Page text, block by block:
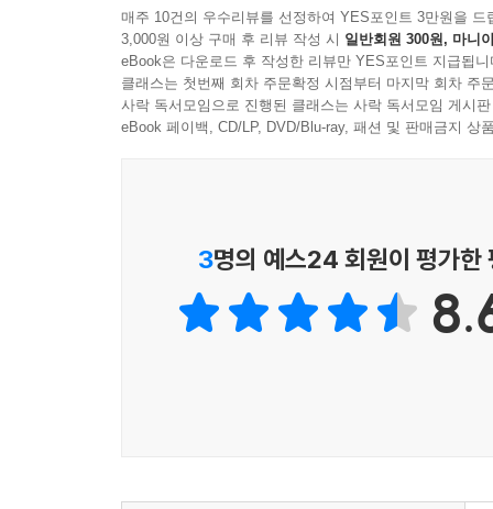
매주 10건의 우수리뷰를 선정하여 YES포인트 3만원을 드
3,000원 이상 구매 후 리뷰 작성 시 일반회원 300원, 마니
eBook은 다운로드 후 작성한 리뷰만 YES포인트 지급됩니
클래스는 첫번째 회차 주문확정 시점부터 마지막 회차 주
사락 독서모임으로 진행된 클래스는 사락 독서모임 게시
eBook 페이백, CD/LP, DVD/Blu-ray, 패션 및 판매금지 상
3명의 예스24 회원이 평가한